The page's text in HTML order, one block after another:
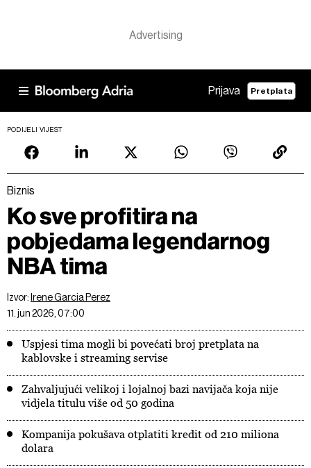
Prijava Pretplata
PODIJELI VIJEST
Biznis
Ko sve profitira na
pobjedama legendarnog
NBA tima
Izvor: Irene Garcia Perez
11. jun 2026, 07:00
Uspjesi tima mogli bi povećati broj pretplata na
kablovske i streaming servise
Zahvaljujući velikoj i lojalnoj bazi navijača koja nije
vidjela titulu više od 50 godina
Kompanija pokušava otplatiti kredit od 210 miliona
dolara